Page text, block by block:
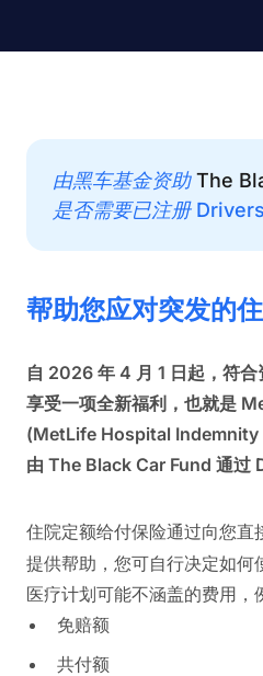
由黑车基金资助 The
是否需要已注册
帮助您应对突发的
自 2026 年 4 月 1 日起，符合
享受一项全新福利，也就是
(MetLife Hospital Indemnity
由 The Black Car Fund 通过
住院定额给付保险通过向您直
提供帮助，您可自行决定如何
医疗计划可能不涵盖的费用，
免赔额
共付额